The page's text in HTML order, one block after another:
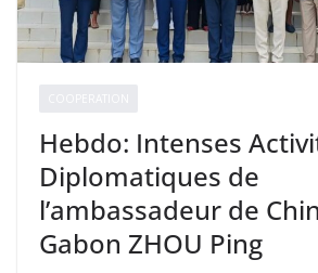
Hebdo: Intenses
Diplomatiques de
l’ambassadeur de
Gabon ZHOU Ping